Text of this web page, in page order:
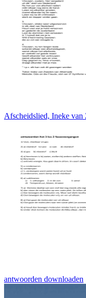
Afscheidslied, Ineke
antwoorden downloaden